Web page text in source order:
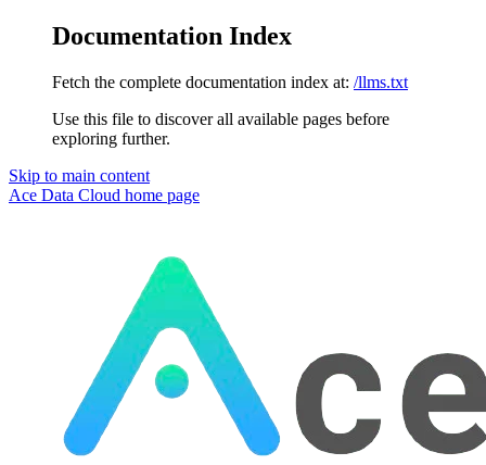
Documentation Index
Fetch the complete documentation index at: /llms.txt
Use this file to discover all available pages before
exploring further.
Skip to main content
Ace Data Cloud home page